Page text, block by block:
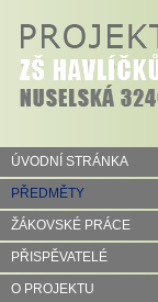
ÚVODNÍ STRÁNKA
PŘEDMĚTY
ŽÁKOVSKÉ PRÁCE
PŘISPĚVATELÉ
O PROJEKTU